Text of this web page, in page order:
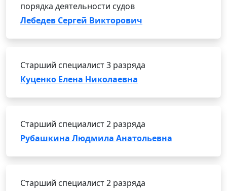
порядка деятельности судов
Лебедев Сергей Викторович
Старший специалист 3 разряда
Куценко Елена Николаевна
Старший специалист 2 разряда
Рубашкина Людмила Анатольевна
Старший специалист 2 разряда